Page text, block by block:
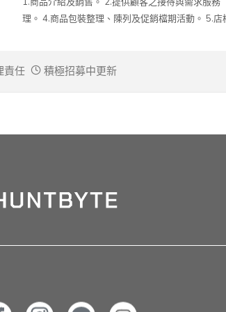
理。 4.商品包裝整理、陳列及促銷檔期活動。 5.
責任 積極招募中更新